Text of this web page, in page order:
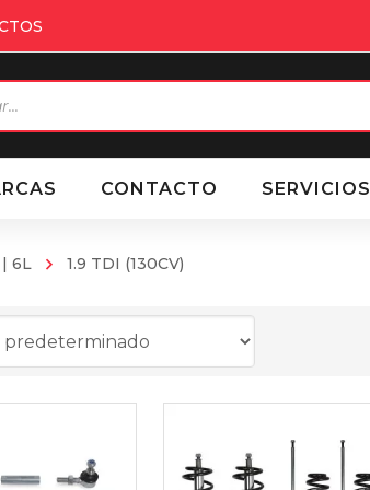
CONTACTO SERVICIOS
6L 1.9 TDI (130CV)